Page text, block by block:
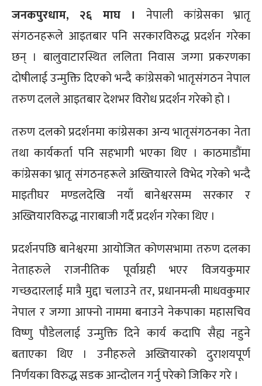
जनकपुरधाम, २६ माघ ।नेपाली कांग्रेसका भ्रातृ
संगठनहरूले आइतबार पनि सरकारविरुद्ध प्रदर्शन गरेका
छन् । बालुवाटारस्थित ललिता निवास जग्गा प्रकरणका
दोषीलाई उन्मुक्ति दिएको भन्दै कांग्रेसको भातृसंगठन नेपाल
तरुण दलले आइतबार देशभर विरोध प्रदर्शन गरेको हो ।
तरुण दलको प्रदर्शनमा कांग्रेसका अन्य भातृसंगठनका नेता
तथा कार्यकर्ता पनि सहभागी भएका थिए । काठमाडौंमा
कांग्रेसका भ्रातृ संगठनहरूले अख्तियारले विभेद गरेको भन्दै
माइतीघर मण्डलदेखि नयाँ बानेश्वरसम्म सरकार र
अख्तियारविरुद्ध नाराबाजी गर्दै प्रदर्शन गरेका थिए ।
प्रदर्शनपछि बानेश्वरमा आयोजित कोणसभामा तरुण दलका
नेताहरुले राजनीतिक पूर्वाग्रही भएर विजयकुमार
गच्छदारलाई मात्रै मुद्दा चलाउने तर, प्रधानमन्त्री माधवकुमार
नेपाल र जग्गा आफ्नो नाममा बनाउने नेकपाका महासचिव
विष्णु पौडेललाई उन्मुक्ति दिने कार्य कदापि सैह्य नहुने
बताएका थिए । उनीहरुले अख्तियारको दुराशयपूर्ण
निर्णयका विरुद्ध सडक आन्दोलन गर्नु परेको जिकिर गरे ।